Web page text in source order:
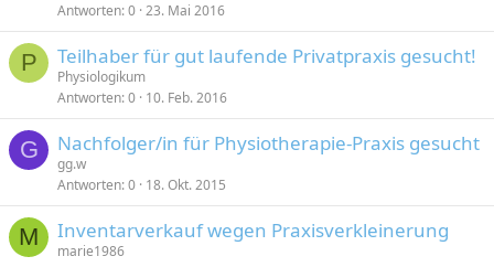
Antworten 0 23. Mai 2016
P Teilhaber für gut laufende Privatpraxis gesucht!
Physiologikum
Antworten 0 10. Feb. 2016
G Nachfolger/in für Physiotherapie-Praxis gesucht
gg.w
Antworten 0 18. Okt. 2015
M Inventarverkauf wegen Praxisverkleinerung
marie1986